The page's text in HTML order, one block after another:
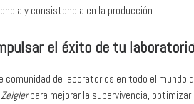
y consistencia en la producción.
el éxito de tu
comunidad de laboratorios en todo el mundo
Zeiglerpara mejorar la supervivencia,